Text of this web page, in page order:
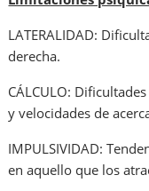
LATERALIDAD:
derecha.
CÁLCULO:
y velocidades de
IMPULSIVIDAD:
en aquello que los